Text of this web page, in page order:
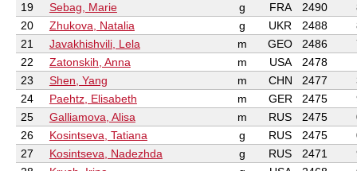
19
Sebag, Marie g FRA 2490
20
Zhukova, Natalia g UKR 2488
21
Javakhishvili, Lela m GEO 2486
22
Zatonskih, Anna m USA 2478
23
Shen, Yang m CHN 2477
24
Paehtz, Elisabeth m GER 2475
25
Galliamova, Alisa m RUS 2475
26
Kosintseva, Tatiana g RUS 2475
27
Kosintseva, Nadezhda g RUS 2471